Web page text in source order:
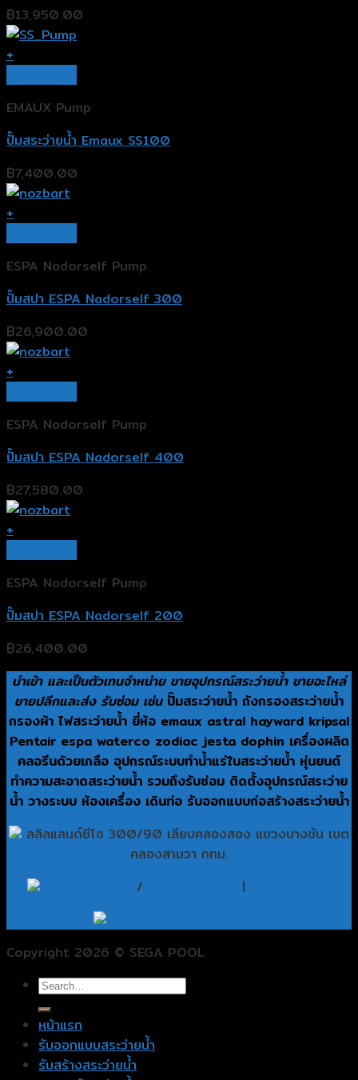
฿13,950.00
+
EMAUX Pump
ปั๊มสระว่ายน้ำ Emaux SS100
฿7,400.00
+
ESPA Nadorself Pump
ปั๊มสปา ESPA Nadorself 300
฿26,900.00
+
ESPA Nadorself Pump
ปั๊มสปา ESPA Nadorself 400
฿27,580.00
+
ESPA Nadorself Pump
ปั๊มสปา ESPA Nadorself 200
฿26,400.00
นำเข้า และเป็นตัวเทนจำหน่าย ขายอุปกรณ์สระว่ายน้ำ ขายอะไหล่
ขายปลีกและส่ง รับซ่อม เช่น ปั๊มสระว่ายน้ำ ถังกรองสระว่ายน้ำ
กรองผ้า ไฟสระว่ายน้ำ ยี่ห้อ emaux astral hayward kripsal
Pentair espa waterco zodiac jesta dophin เครื่องผลิต
คลอรีนด้วยเกลือ อุปกรณ์ระบบทำน้ำแร่ในสระว่ายน้ำ หุ่นยนต์
ทำความสะอาดสระว่ายน้ำ รวมถึงรับซ่อม ติดตั้งอุปกรณ์สระว่าย
น้ำ วางระบบ ห้องเครื่อง เดินท่อ รับออกแบบก่อสร้างสระว่ายน้ำ
ลลิลแลนด์ซีโอ 300/90 เลียบคลองสอง แขวงบางชัน เขต
คลองสามวา กทม.
/ |
Copyright 2026 © SEGA POOL
หน้าแรก
รับออกแบบสระว่ายน้ำ
รับสร้างสระว่ายน้ำ